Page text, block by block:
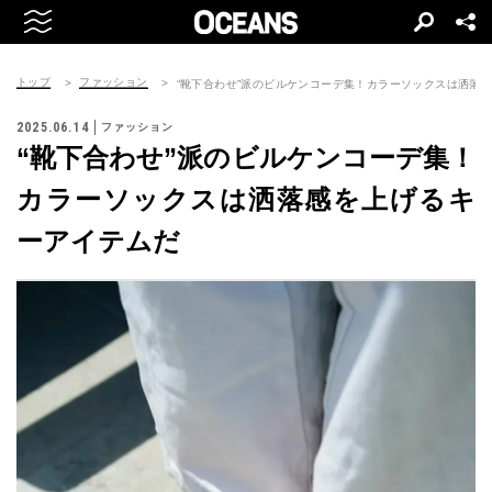
トップ ファッション “靴下合わせ”派のビルケンコーデ集！カラーソックスは洒落
2025.06.14 ファッション
“靴下合わせ”派のビルケンコーデ集！
カラーソックスは洒落感を上げるキ
ーアイテムだ